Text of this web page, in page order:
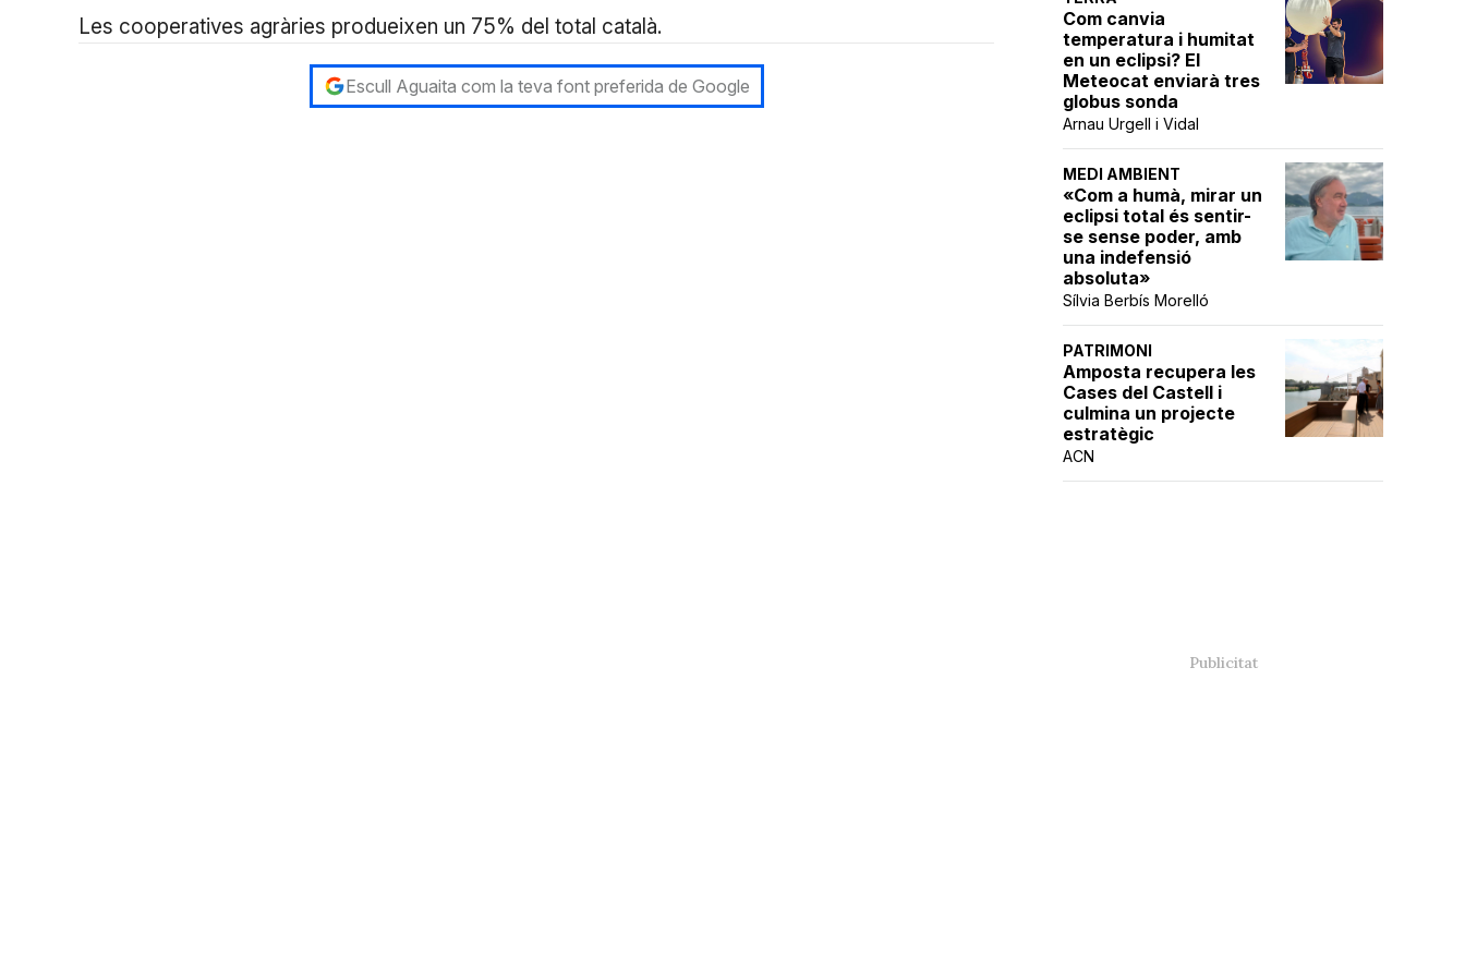
Com canvia
temperatura i humitat
en un eclipsi? El
Meteocat enviarà tres
globus sonda
Arnau Urgell i Vidal
MEDI AMBIENT
«Com a humà, mirar un
eclipsi total és sentir-
se sense poder, amb
una indefensió
absoluta»
Sílvia Berbís Morelló
PATRIMONI
Amposta recupera les
Cases del Castell i
culmina un projecte
estratègic
ACN
Les cooperatives agràries produeixen un 75% del total català.
Escull Aguaita com la teva font preferida de Google